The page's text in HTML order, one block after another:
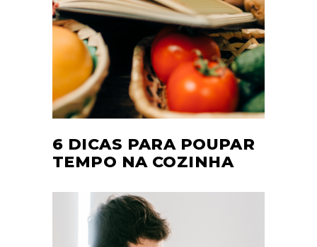
6 DICAS PARA POUPAR
TEMPO NA COZINHA